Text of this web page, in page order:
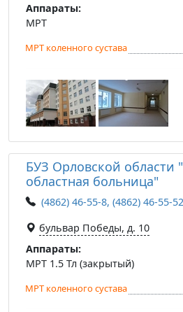
Аппараты:
МРТ
МРТ коленного сустава
БУЗ Орловской области
областная больница"
(4862) 46-55-8, (4862) 46-55-52
бульвар Победы, д. 10
Аппараты:
МРТ 1.5 Тл (закрытый)
МРТ коленного сустава